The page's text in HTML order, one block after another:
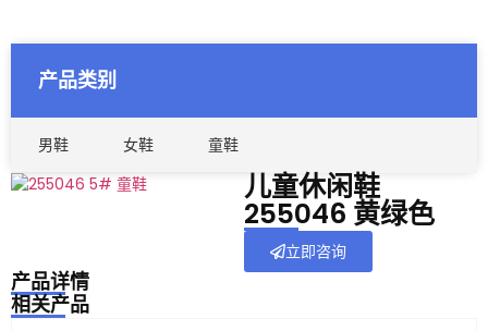
产品类别
男鞋 女鞋 童鞋
儿童休闲鞋
255046 黄绿色
立即咨询
产品详情
相关产品